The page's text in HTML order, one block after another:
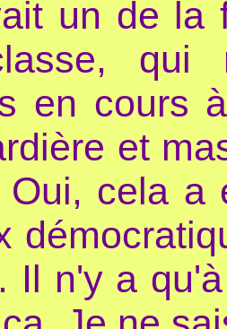
un de la
qui
en cours
et
Oui, cela a
Il n'y a